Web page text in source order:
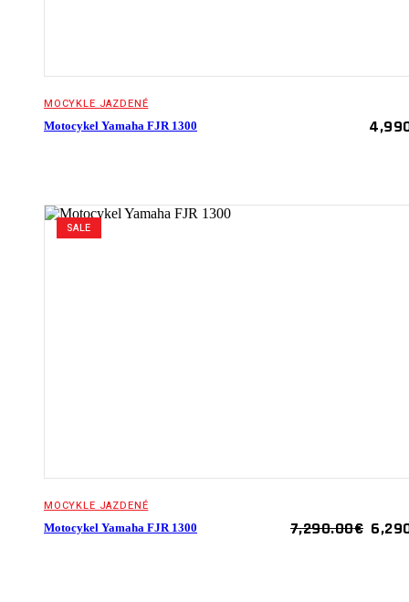
MOCYKLE JAZDENÉ
Motocykel Yamaha FJR 1300
SALE
MOCYKLE JAZDENÉ
Motocykel Yamaha FJR 1300 7,290.00€